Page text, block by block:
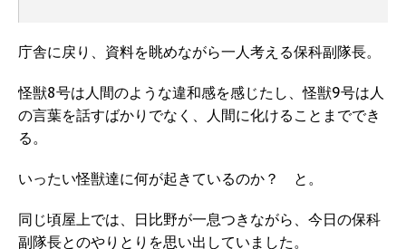
庁舎に戻り、資料を眺めながら一人考える保科副隊長。
怪獣8号は人間のような違和感を感じたし、怪獣9号は人
の言葉を話すばかりでなく、人間に化けることまででき
る。
いったい怪獣達に何が起きているのか？ と。
同じ頃屋上では、日比野が一息つきながら、今日の保科
副隊長とのやりとりを思い出していました。